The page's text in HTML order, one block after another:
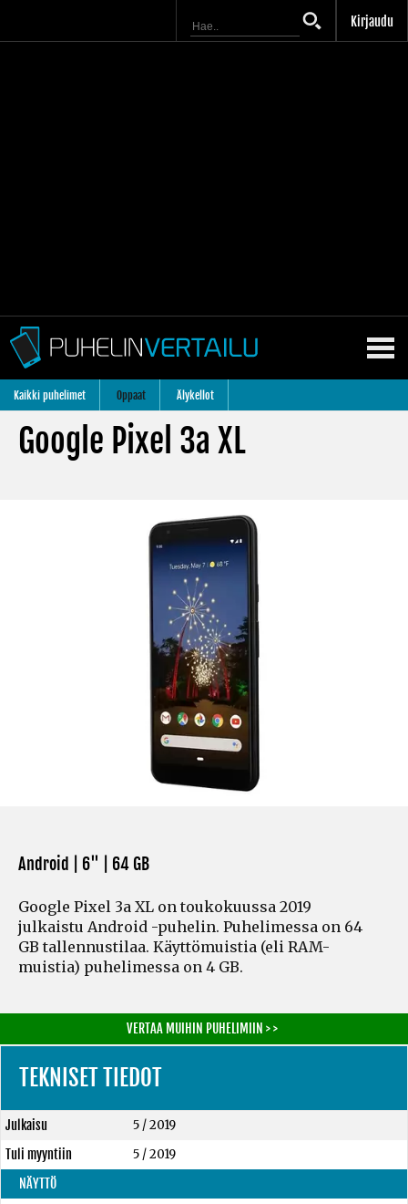
Kirjaudu
Kaikki puhelimet Oppaat Älykellot
Google Pixel 3a XL
Android | 6" | 64 GB
Google Pixel 3a XL on toukokuussa 2019
julkaistu Android -puhelin. Puhelimessa on 64
GB tallennustilaa. Käyttömuistia (eli RAM-
muistia) puhelimessa on 4 GB.
VERTAA MUIHIN PUHELIMIIN > >
TEKNISET TIEDOT
Julkaisu
5 / 2019
Tuli myyntiin
5 / 2019
NÄYTTÖ